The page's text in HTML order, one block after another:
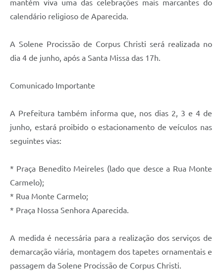
mantém viva uma das celebrações mais marcantes do
calendário religioso de Aparecida.
A Solene Procissão de Corpus Christi será realizada no
dia 4 de junho, após a Santa Missa das 17h.
Comunicado Importante
A Prefeitura também informa que, nos dias 2, 3 e 4 de
junho, estará proibido o estacionamento de veículos nas
seguintes vias:
* Praça Benedito Meireles (lado que desce a Rua Monte
Carmelo);
* Rua Monte Carmelo;
* Praça Nossa Senhora Aparecida.
A medida é necessária para a realização dos serviços de
demarcação viária, montagem dos tapetes ornamentais e
passagem da Solene Procissão de Corpus Christi.